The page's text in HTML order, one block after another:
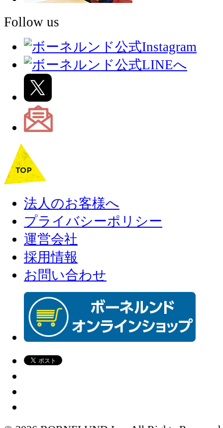
Follow us
法人のお客様へ
プライバシーポリシー
運営会社
採用情報
お問い合わせ